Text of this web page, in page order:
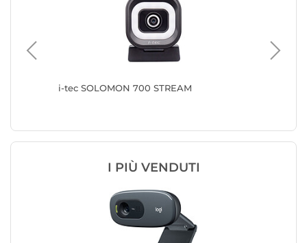
i-tec SOLOMON 700 STREAM
I PIÙ VENDUTI